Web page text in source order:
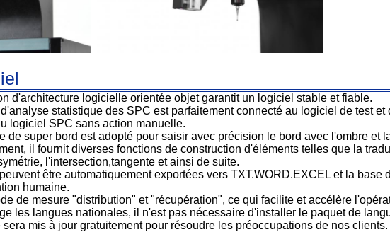
d'architecture logicielle orientée objet garantit un logiciel stable et fiable.
statistique des SPC est parfaitement connecté au logiciel de test
logiciel SPC sans action manuelle.
de super bord est adopté pour saisir avec précision le bord avec l'ombre
il fournit diverses fonctions de construction d'éléments telles que la
l'intersection,tangente et ainsi de suite.
être automatiquement exportées vers TXT.WORD.EXCEL et la
humaine.
de mesure "distribution" et "récupération", ce qui facilite et accélère
les langues nationales, il n'est pas nécessaire d'installer le paquet de
mis à jour gratuitement pour résoudre les préoccupations de nos clients.